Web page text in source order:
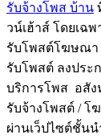
รับจ้างโพส บ้าน
วน์เฮ้าส์ โดยเฉพ
รับโพสต์โฆษณา
รับโพสต์ ลงประ
บริการโพส อสัง
รับจ้างโพสต์ / โ
ผ่านเว็ปไซต์ชั้นน